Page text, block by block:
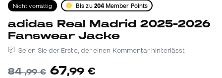
Nicht vorrättig Bis zu 204Member Points
adidas Real Madrid 2025-2026
Fanswear Jacke
Seien Sie der Erste, der einen Kommentar hinterlässt
84,99 € 67,99 €